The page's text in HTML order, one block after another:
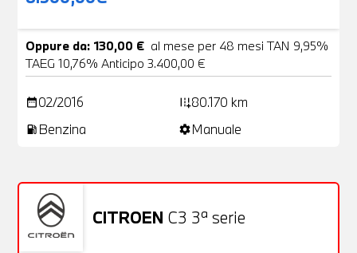
Oppure da: 130,00 € al mese per 48 mesi TAN 9,95%
TAEG 10,76% Anticipo 3.400,00 €
date_range02/2016 add_road80.170 km
local_gas_station Benzina settingsManuale
CITROEN C3 3ª serie
Usato